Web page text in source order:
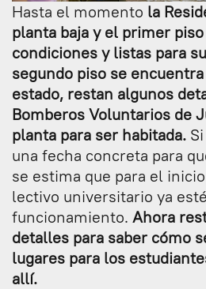
Hasta el momento la
planta baja y el primer
condiciones y listas para
segundo piso se
estado, restan algunos
Bomberos Voluntarios de
planta para ser habitada.
una fecha concreta para
se estima que para el
lectivo universitario ya
funcionamiento. Ahora
detalles para saber cómo
lugares para los
allí.